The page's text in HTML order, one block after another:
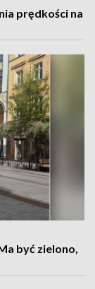
prędkości na
być zielono,